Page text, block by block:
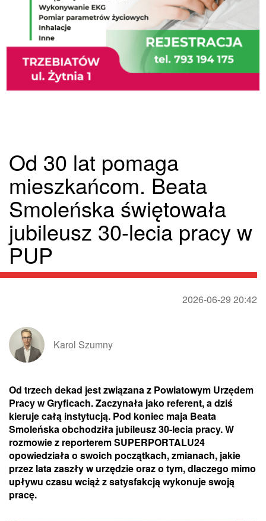
Od 30 lat pomaga
mieszkańcom. Beata
Smoleńska świętowała
jubileusz 30-lecia pracy w
PUP
2026-06-29 20:42
Karol Szumny
Od trzech dekad jest związana z Powiatowym Urzędem
Pracy w Gryficach. Zaczynała jako referent, a dziś
kieruje całą instytucją. Pod koniec maja Beata
Smoleńska obchodziła jubileusz 30-lecia pracy. W
rozmowie z reporterem SUPERPORTALU24
opowiedziała o swoich początkach, zmianach, jakie
przez lata zaszły w urzędzie oraz o tym, dlaczego mimo
upływu czasu wciąż z satysfakcją wykonuje swoją
pracę.